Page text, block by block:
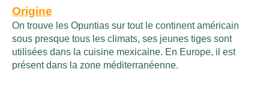
Origine
On trouve les Opuntias sur tout le continent américain
sous presque tous les climats, ses jeunes tiges sont
utilisées dans la cuisine mexicaine. En Europe, il est
présent dans la zone méditerranéenne.